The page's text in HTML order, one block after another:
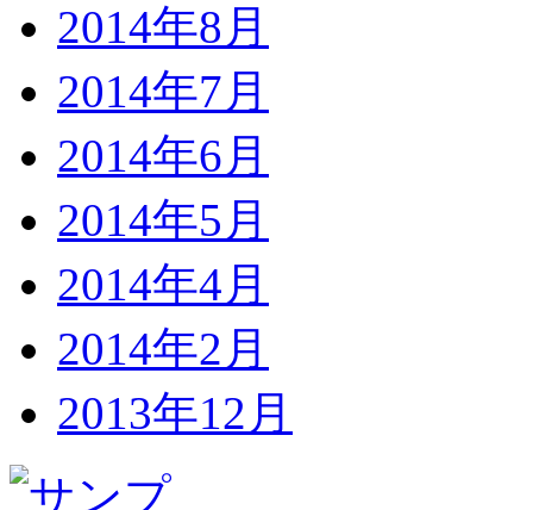
2014年8月
2014年7月
2014年6月
2014年5月
2014年4月
2014年2月
2013年12月